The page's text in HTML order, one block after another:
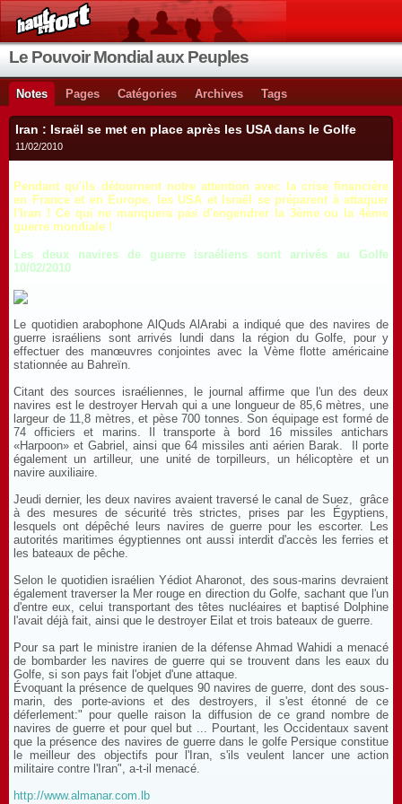
Le Pouvoir Mondial aux Peuples
Notes Pages Catégories Archives Tags
Iran : Israël se met en place après les USA dans le Golfe
11/02/2010
Pendant qu'ils détournent notre attention avec la crise financière
en France et en Europe, les USA et Israël se préparent à attaquer
l'Iran ! Ce qui ne manquera pas d'engendrer la 3ème ou la 4ème
guerre mondiale !
Les deux navires de guerre israéliens sont arrivés au Golfe
10/02/2010
Le quotidien arabophone AlQuds AlArabi a indiqué que des navires de
guerre israéliens sont arrivés lundi dans la région du Golfe, pour y
effectuer des manœuvres conjointes avec la Vème flotte américaine
stationnée au Bahreïn.
Citant des sources israéliennes, le journal affirme que l'un des deux
navires est le destroyer Hervah qui a une longueur de 85,6 mètres, une
largeur de 11,8 mètres, et pèse 700 tonnes. Son équipage est formé de
74 officiers et marins. Il transporte à bord 16 missiles antichars
«Harpoon» et Gabriel, ainsi que 64 missiles anti aérien Barak. Il porte
également un artilleur, une unité de torpilleurs, un hélicoptère et un
navire auxiliaire.
Jeudi dernier, les deux navires avaient traversé le canal de Suez, grâce
à des mesures de sécurité très strictes, prises par les Égyptiens,
lesquels ont dépêché leurs navires de guerre pour les escorter. Les
autorités maritimes égyptiennes ont aussi interdit d'accès les ferries et
les bateaux de pêche.
Selon le quotidien israélien Yédiot Aharonot, des sous-marins devraient
également traverser la Mer rouge en direction du Golfe, sachant que l'un
d'entre eux, celui transportant des têtes nucléaires et baptisé Dolphine
l'avait déjà fait, ainsi que le destroyer Eilat et trois bateaux de guerre.
Pour sa part le ministre iranien de la défense Ahmad Wahidi a menacé
de bombarder les navires de guerre qui se trouvent dans les eaux du
Golfe, si son pays fait l'objet d'une attaque.
Évoquant la présence de quelques 90 navires de guerre, dont des sous-
marin, des porte-avions et des destroyers, il s'est étonné de ce
déferlement:" pour quelle raison la diffusion de ce grand nombre de
navires de guerre et pour quel but ... Pourtant, les Occidentaux savent
que la présence des navires de guerre dans le golfe Persique constitue
le meilleur des objectifs pour l'Iran, s'ils veulent lancer une action
militaire contre l'Iran", a-t-il menacé.
http://www.almanar.com.lb